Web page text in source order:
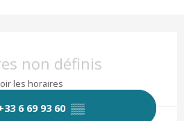
non définis
les horaires
6 69 93 60 ▒▒